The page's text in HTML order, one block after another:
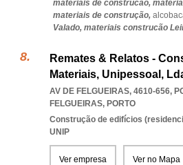
materiais de construcão,
materiais de construção,
Valado, materiais construcão
Remates & Relatos -
Materiais, Unipessoal,
AV DE FELGUEIRAS, 4610-656,
FELGUEIRAS, PORTO
Construção de edifícios
UNIP
Ver empresa Ver no Mapa